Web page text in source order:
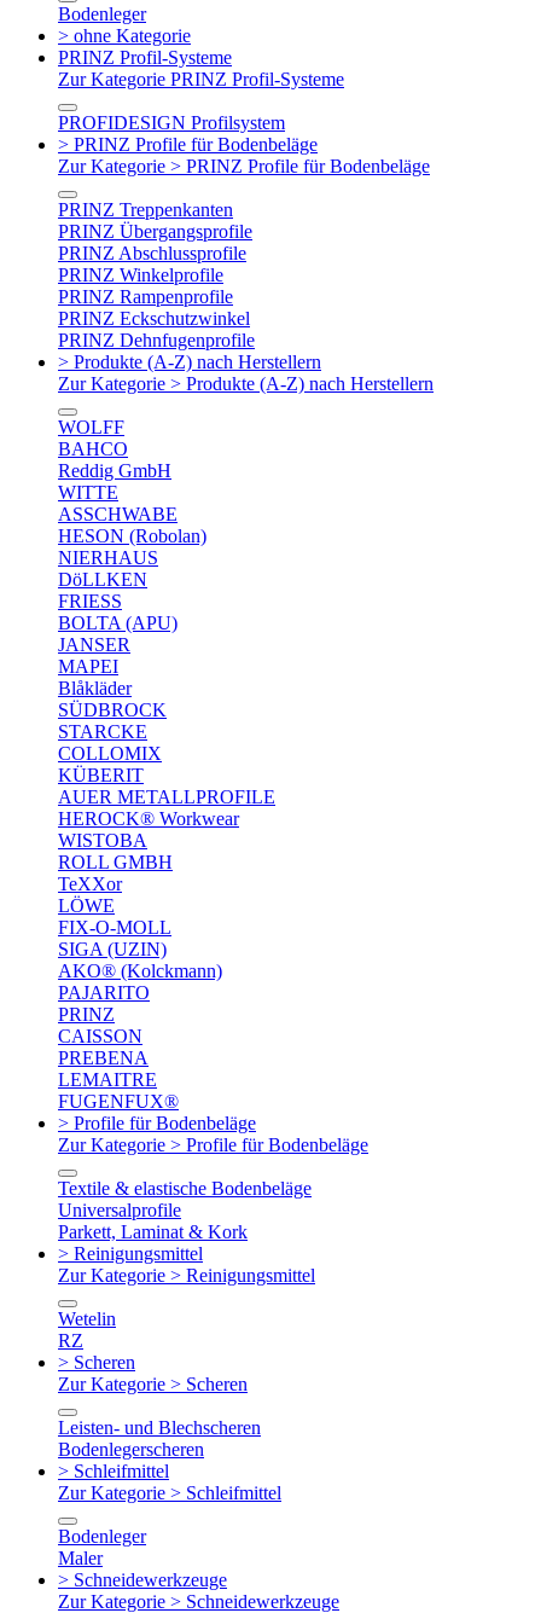
Bodenleger
> ohne Kategorie
PRINZ Profil-Systeme
Zur Kategorie PRINZ Profil-Systeme
PROFIDESIGN Profilsystem
> PRINZ Profile für Bodenbeläge
Zur Kategorie > PRINZ Profile für Bodenbeläge
PRINZ Treppenkanten
PRINZ Übergangsprofile
PRINZ Abschlussprofile
PRINZ Winkelprofile
PRINZ Rampenprofile
PRINZ Eckschutzwinkel
PRINZ Dehnfugenprofile
> Produkte (A-Z) nach Herstellern
Zur Kategorie > Produkte (A-Z) nach Herstellern
WOLFF
BAHCO
Reddig GmbH
WITTE
ASSCHWABE
HESON (Robolan)
NIERHAUS
DöLLKEN
FRIESS
BOLTA (APU)
JANSER
MAPEI
Blåkläder
SÜDBROCK
STARCKE
COLLOMIX
KÜBERIT
AUER METALLPROFILE
HEROCK® Workwear
WISTOBA
ROLL GMBH
TeXXor
LÖWE
FIX-O-MOLL
SIGA (UZIN)
AKO® (Kolckmann)
PAJARITO
PRINZ
CAISSON
PREBENA
LEMAITRE
FUGENFUX®
> Profile für Bodenbeläge
Zur Kategorie > Profile für Bodenbeläge
Textile & elastische Bodenbeläge
Universalprofile
Parkett, Laminat & Kork
> Reinigungsmittel
Zur Kategorie > Reinigungsmittel
Wetelin
RZ
> Scheren
Zur Kategorie > Scheren
Leisten- und Blechscheren
Bodenlegerscheren
> Schleifmittel
Zur Kategorie > Schleifmittel
Bodenleger
Maler
> Schneidewerkzeuge
Zur Kategorie > Schneidewerkzeuge